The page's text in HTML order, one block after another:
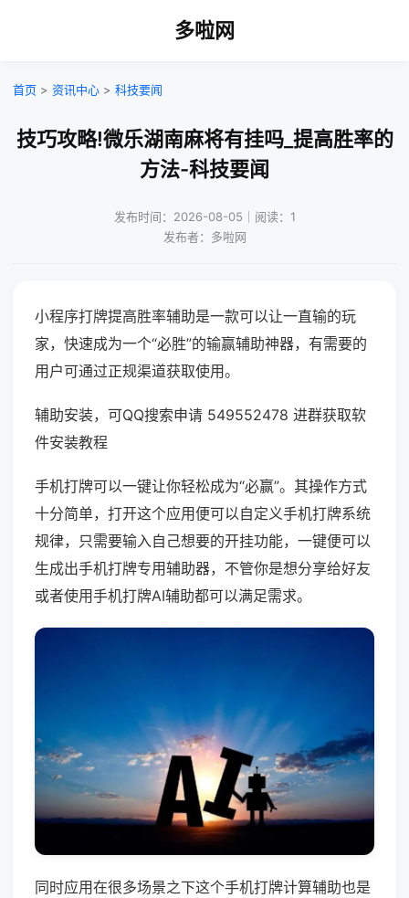
多啦网
首页 > 资讯中心 > 科技要闻
技巧攻略!微乐湖南麻将有挂吗_提高胜率的
方法-科技要闻
发布时间：2026-08-05｜阅读：1
发布者：多啦网
小程序打牌提高胜率辅助是一款可以让一直输的玩
家，快速成为一个“必胜”的输赢辅助神器，有需要的
用户可通过正规渠道获取使用。
辅助安装，可QQ搜索申请 549552478 进群获取软
件安装教程
手机打牌可以一键让你轻松成为“必赢”。其操作方式
十分简单，打开这个应用便可以自定义手机打牌系统
规律，只需要输入自己想要的开挂功能，一键便可以
生成出手机打牌专用辅助器，不管你是想分享给好友
或者使用手机打牌AI辅助都可以满足需求。
同时应用在很多场景之下这个手机打牌计算辅助也是